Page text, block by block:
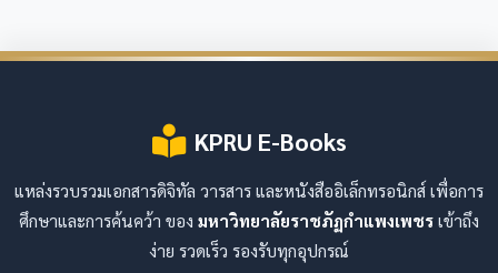
KPRU E-Books
แหล่งรวบรวมเอกสารดิจิทัล วารสาร และหนังสืออิเล็กทรอนิกส์ เพื่อการ
ศึกษาและการค้นคว้า ของ มหาวิทยาลัยราชภัฏกำแพงเพชร เข้าถึง
ง่าย รวดเร็ว รองรับทุกอุปกรณ์